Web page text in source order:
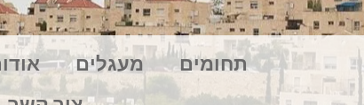
תחומים מעגלים